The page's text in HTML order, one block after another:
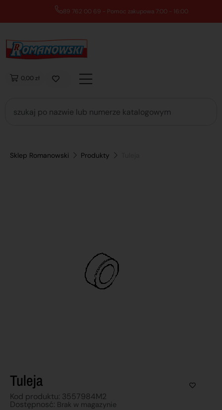
89 762 00 69 - Pomoc zakupowa 7:00 - 16:00
0,00 zł
Sklep Romanowski Produkty
Tuleja
Kod produktu: 3557984M2
Dostępnosć: Brak w magazynie